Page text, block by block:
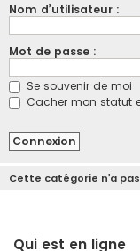
Nom d’utilisateur :
Mot de passe :
Se souvenir de moi
Cacher mon statut
Cette catégorie n’a
Qui est en ligne